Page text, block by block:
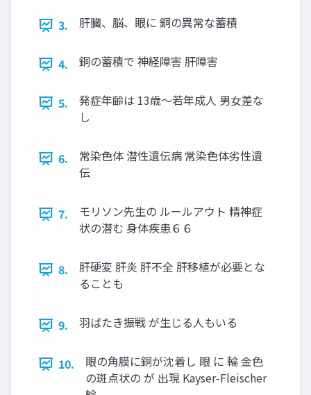
3. 肝臓、脳、眼に 銅の異常な蓄積
4. 銅の蓄積で 神経障害 肝障害
5.
発症年齢は 13歳〜若年成人 男女差な
し
6.
常染色体 潜性遺伝病 常染色体劣性遺
伝
7.
モリソン先生の ルールアウト 精神症
状の潜む 身体疾患６６
8.
肝硬変 肝炎 肝不全 肝移植が必要とな
ることも
9. 羽ばたき振戦 が生じる人もいる
10.
眼の角膜に銅が沈着し 眼 に 輪 金色
の斑点状の が 出現 Kayser-Fleischer